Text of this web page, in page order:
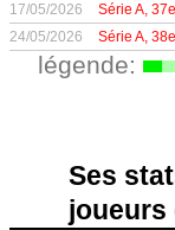
17/05/2026
Série A,
24/05/2026
Série A,
légende:
Ses
joueurs